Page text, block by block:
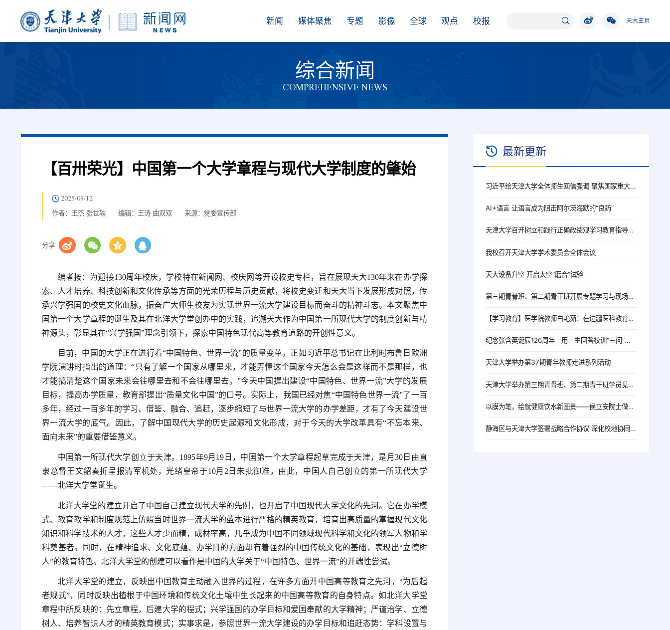
新闻 媒体聚焦 专题 影像 全球 观点 校报 天大主页
综合新闻
COMPREHENSIVE NEWS
【百卅荣光】中国第一个大学章程与现代大学制度的肇始
2025/09/12
作者：王杰 张世轶 编辑：王涛 曲双双 来源：党委宣传部
分享
编者按：为迎接130周年校庆，学校特在新闻网、校庆网等开设校史专栏，旨在展现天大130年来在办学探
索、人才培养、科技创新和文化传承等方面的光荣历程与历史贡献，将校史变迁和天大当下发展形成对照，传
承兴学强国的校史文化血脉，振奋广大师生校友为实现世界一流大学建设目标而奋斗的精神斗志。本文聚焦中
国第一个大学章程的诞生及其在北洋大学堂创办中的实践，追溯天大作为中国第一所现代大学的制度创新与精
神源头，彰显其在“兴学强国”理念引领下，探索中国特色现代高等教育道路的开创性意义。
目前，中国的大学正在进行着“中国特色、世界一流”的质量变革。正如习近平总书记在比利时布鲁日欧洲
学院演讲时指出的道理：“只有了解一个国家从哪里来，才能弄懂这个国家今天怎么会是这样而不是那样，也
才能搞清楚这个国家未来会往哪里去和不会往哪里去。”今天中国提出建设“中国特色、世界一流”大学的发展
目标，提高办学质量，教育部提出“质量文化中国”的口号。实际上，我国已经对焦“中国特色世界一流”了一百
多年，经过一百多年的学习、借鉴、融合、追赶，逐步缩短了与世界一流大学的办学差距，才有了今天建设世
界一流大学的底气。因此，了解中国现代大学的历史起源和文化形成，对于今天的大学改革具有“不忘本来、
面向未来”的重要借鉴意义。
中国第一所现代大学创立于天津。1895年9月19日，中国第一个大学章程起草完成于天津，是月30日由直
隶总督王文韶奏折呈报清军机处，光绪皇帝于10月2日朱批御准，由此，中国人自己创立的第一所现代大学
——北洋大学堂诞生。
北洋大学堂的建立开启了中国自己建立现代大学的先例，也开启了中国现代大学文化的先河。它在办学模
式、教育教学和制度规范上仿照当时世界一流大学的蓝本进行严格的精英教育，培育出高质量的掌握现代文化
知识和科学技术的人才，这些人才少而精，成材率高，几乎成为中国不同领域现代科学和文化的领军人物和学
科奠基者。同时，在精神追求、文化底蕴、办学目的方面却有着强烈的中国传统文化的基础，表现出“立德树
人”的教育特色。北洋大学堂的创建可以看作是中国的大学关于“中国特色、世界一流”的开端性尝试。
北洋大学堂的建立，反映出中国教育主动融入世界的过程，在许多方面开中国高等教育之先河，“为后起
者规式”，同时反映出植根于中国环境和传统文化土壤中生长起来的中国高等教育的自身特点。如北洋大学堂
章程中所反映的：先立章程，后建大学的程式；兴学强国的办学目标和爱国奉献的大学精神；严谨治学、立德
树人、培养智识人才的精英教育模式；实事求是，参照世界一流大学建设的办学目标和追赶态势：学科设置与
最新更新
习近平给天津大学全体师生回信强调 聚焦国家重大战略需求提高人才培养质量 更好服务经济社会发展
AI+语言 让语言成为阻击阿尔茨海默的“良药”
天津大学召开树立和践行正确政绩观学习教育指导督导工作推进会
我校召开天津大学学术委员会全体会议
天大设备升空 开启太空“磨合”试验
第三期青骨班、第二期青干班开展专题学习与现场教学活动
【学习教育】医学院教师白艳茹：在边疆医科教育一线践行育人初心
纪念张含英诞辰126周年｜用一生回答校训“三问”的北洋老校长
天津大学举办第37期青年教师走进系列活动
天津大学举办第三期青骨班、第二期青干班学员见面会
以膜为笔，绘就健康饮水新图景——侯立安院士做客院士大讲堂
静海区与天津大学签署战略合作协议 深化校地协同 共启发展新篇